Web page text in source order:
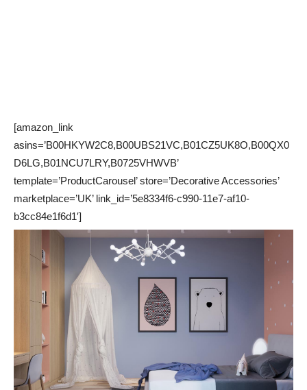
[amazon_link
asins=’B00HKYW2C8,B00UBS21VC,B01CZ5UK8O,B00QX0
D6LG,B01NCU7LRY,B0725VHWVB’
template=’ProductCarousel’ store=’Decorative Accessories’
marketplace=’UK’ link_id=’5e8334f6-c990-11e7-af10-
b3cc84e1f6d1′]